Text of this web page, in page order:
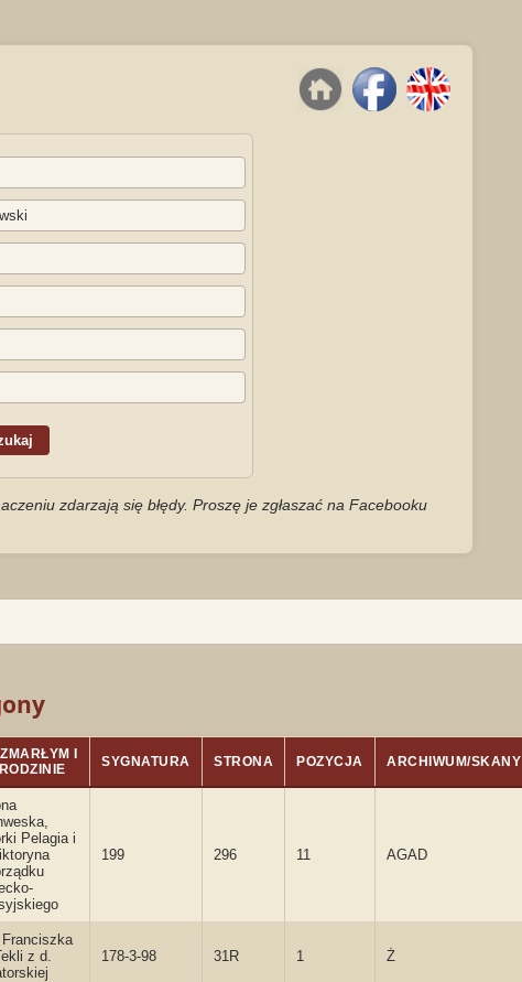
zdarzają się błędy. Proszę je zgłaszać na Facebooku
I
RODZINIE
SYGNATURA STRONA POZYCJA ARCHIWUM/SKANY
Pelagia i
199 296 11 AGAD
z d.
178-3-98 31R 1 Ż